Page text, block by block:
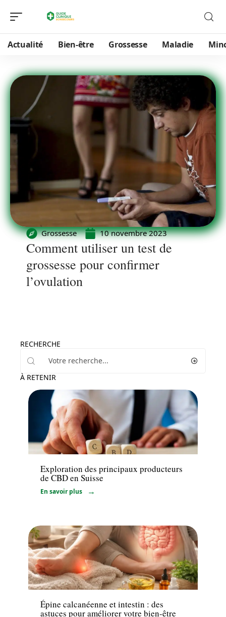
Actualité Bien-être Grossesse Maladie
Grossesse 10 novembre 2023
Comment utiliser un test de
grossesse pour confirmer
l’ovulation
RECHERCHE
À RETENIR
Santé
Exploration des principaux producteurs
de CBD en Suisse
En savoir plus
Bien-être
Épine calcanéenne et intestin : des
astuces pour améliorer votre bien-être